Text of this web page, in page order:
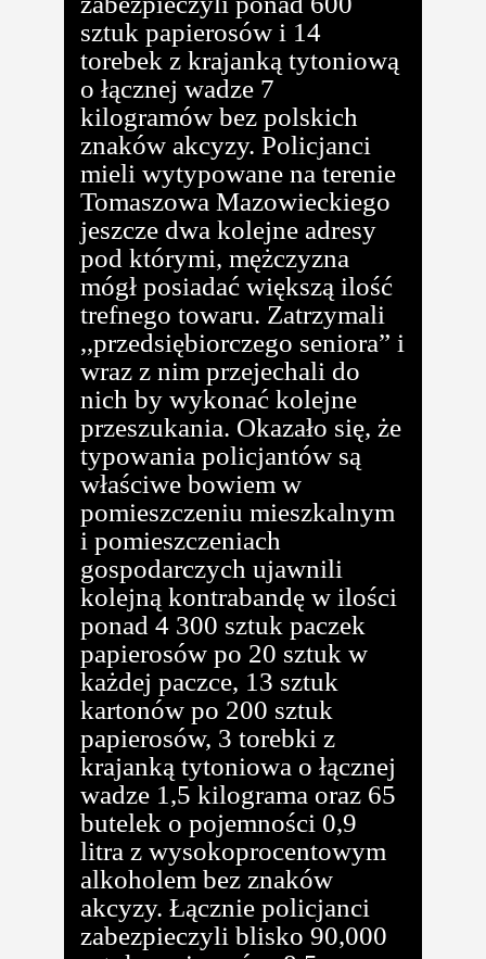
sztuk papierosów i 14
torebek z krajanką tytoniową
o łącznej wadze 7
kilogramów bez polskich
znaków akcyzy. Policjanci
mieli wytypowane na terenie
Tomaszowa Mazowieckiego
jeszcze dwa kolejne adresy
pod którymi, mężczyzna
mógł posiadać większą ilość
trefnego towaru. Zatrzymali
,,przedsiębiorczego seniora” i
wraz z nim przejechali do
nich by wykonać kolejne
przeszukania. Okazało się, że
typowania policjantów są
właściwe bowiem w
pomieszczeniu mieszkalnym
i pomieszczeniach
gospodarczych ujawnili
kolejną kontrabandę w ilości
ponad 4 300 sztuk paczek
papierosów po 20 sztuk w
każdej paczce, 13 sztuk
kartonów po 200 sztuk
papierosów, 3 torebki z
krajanką tytoniowa o łącznej
wadze 1,5 kilograma oraz 65
butelek o pojemności 0,9
litra z wysokoprocentowym
alkoholem bez znaków
akcyzy. Łącznie policjanci
zabezpieczyli blisko 90,000